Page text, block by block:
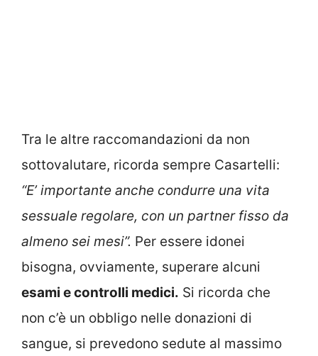
Tra le altre raccomandazioni da non
sottovalutare, ricorda sempre Casartelli:
“E’ importante anche condurre una vita
sessuale regolare, con un partner fisso da
almeno sei mesi”. Per essere idonei
bisogna, ovviamente, superare alcuni
esami e controlli medici. Si ricorda che
non c’è un obbligo nelle donazioni di
sangue, si prevedono sedute al massimo